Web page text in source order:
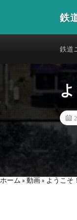
鉄
鉄道
ホーム » 動画» ようこそ